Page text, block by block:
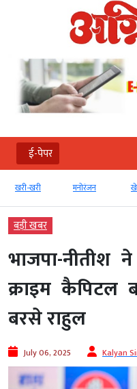
ई-पेपर
खरी-खरी मनोरंजन
बड़ी खबर
भाजपा-नीतीश
क्राइम कैपिटल
बरसे राहुल
July 06, 2025 Kalyan